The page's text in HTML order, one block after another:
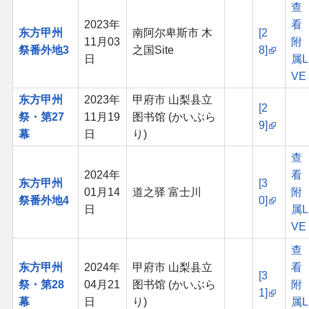
东方甲州
祭番外地3
2023年
11月03
日
南阿尔卑斯市 木
之国Site
[2
8]
查
看
附
属
VE
东方甲州
祭・第27
幕
2023年
11月19
日
甲府市 山梨县立
图书馆 (かいぶら
り)
[2
9]
东方甲州
祭番外地4
2024年
01月14
日
道之驿 富士川
[3
0]
查
看
附
属
VE
东方甲州
祭・第28
幕
2024年
04月21
日
甲府市 山梨县立
图书馆 (かいぶら
り)
[3
1]
查
看
附
属